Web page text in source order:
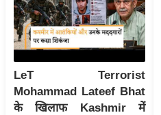
मि
सा
ल
बे
मि
LeT Terrorist
Mohammad Lateef Bhat
के खिलाफ Kashmir में